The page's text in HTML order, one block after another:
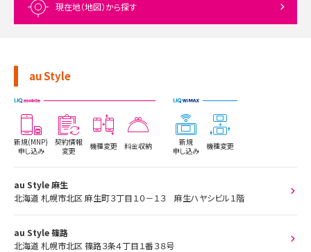
現在地（地図）から探す
au Style
新規(MNP)
申し込み
契約情報
変更
機種変更 料金収納
新規
申し込み
機種変更
au Style 麻生
北海道 札幌市北区 麻生町３丁目１０－１３ 麻生ハヤシビル１階
au Style 篠路
北海道 札幌市北区 篠路３条４丁目１番３８号